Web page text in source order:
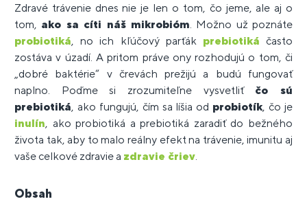
Zdravé trávenie dnes nie je len o tom, čo jeme, ale aj o
tom, ako sa cíti náš mikrobióm . Možno už poznáte
probiotiká, no ich kľúčový parťák prebiotiká často
zostáva v úzadí. A pritom práve ony rozhodujú o tom, či
„dobré baktérie“ v črevách prežijú a budú fungovať
naplno. Poďme si zrozumiteľne vysvetliť čo sú
prebiotiká, ako fungujú, čím sa líšia od probiotík, čo je
inulín, ako probiotiká a prebiotiká zaradiť do bežného
života tak, aby to malo reálny efekt na trávenie, imunitu aj
vaše celkové zdravie a zdravie čriev
Obsah